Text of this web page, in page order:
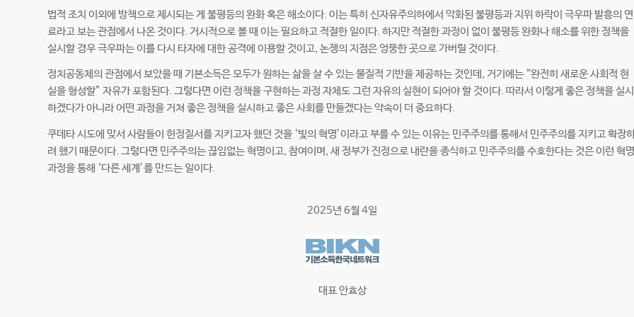
법적 조치 이외에 방책으로 제시되는 게 불평등의 완화 혹은 해소이다. 이는 특히 신자유주의하에서 악화된 불평등과 지위 하락이 극우파 발흥의 연
료라고 보는 관점에서 나온 것이다. 거시적으로 볼 때 이는 필요하고 적절한 일이다. 하지만 적절한 과정이 없이 불평등 완화나 해소를 위한 정책을
실시할 경우 극우파는 이를 다시 타자에 대한 공격에 이용할 것이고, 논쟁의 지점은 엉뚱한 곳으로 가버릴 것이다.
정치공동체의 관점에서 보았을 때 기본소득은 모두가 원하는 삶을 살 수 있는 물질적 기반을 제공하는 것인데, 거기에는 “완전히 새로운 사회적 현
실을 형성할” 자유가 포함된다. 그렇다면 이런 정책을 구현하는 과정 자체도 그런 자유의 실현이 되어야 할 것이다. 따라서 이렇게 좋은 정책을 실시
하겠다가 아니라 어떤 과정을 거쳐 좋은 정책을 실시하고 좋은 사회를 만들겠다는 약속이 더 중요하다.
쿠데타 시도에 맞서 사람들이 헌정질서를 지키고자 했던 것을 ‘빛의 혁명’이라고 부를 수 있는 이유는 민주주의를 통해서 민주주의를 지키고 확장
려 했기 때문이다. 그렇다면 민주주의는 끊임없는 혁명이고, 참여이며, 새 정부가 진정으로 내란을 종식하고 민주주의를 수호한다는 것은 이런 혁명
과정을 통해 ‘다른 세계’를 만드는 일이다.
2025년 6월 4일
대표 안효상